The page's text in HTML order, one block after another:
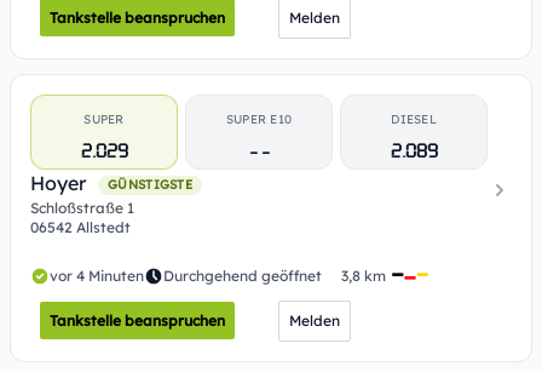
Tankstelle beanspruchen Melden
SUPER
2.029
SUPER E10
- -
DIESEL
2.089
Hoyer
GÜNSTIGSTE
Schloßstraße 1
06542 Allstedt
vor 4 Minuten Durchgehend geöffnet 3,8 km
Tankstelle beanspruchen Melden